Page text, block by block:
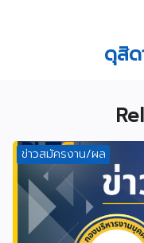
ดุสิ
ข่าวสมัครงาน/ผล